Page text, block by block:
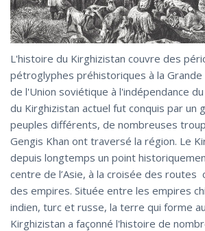
L'histoire du Kirghizistan couvre des
pétroglyphes préhistoriques à la Grande
de l'Union soviétique à l'indépendance
du Kirghizistan actuel fut conquis par un
peuples différents, de nombreuses
Gengis Khan ont traversé la région. Le
depuis longtemps un point
centre de l’Asie, à la croisée des routes
des empires. Située entre les empires
indien, turc et russe, la terre qui forme
Kirghizistan a façonné l'histoire de